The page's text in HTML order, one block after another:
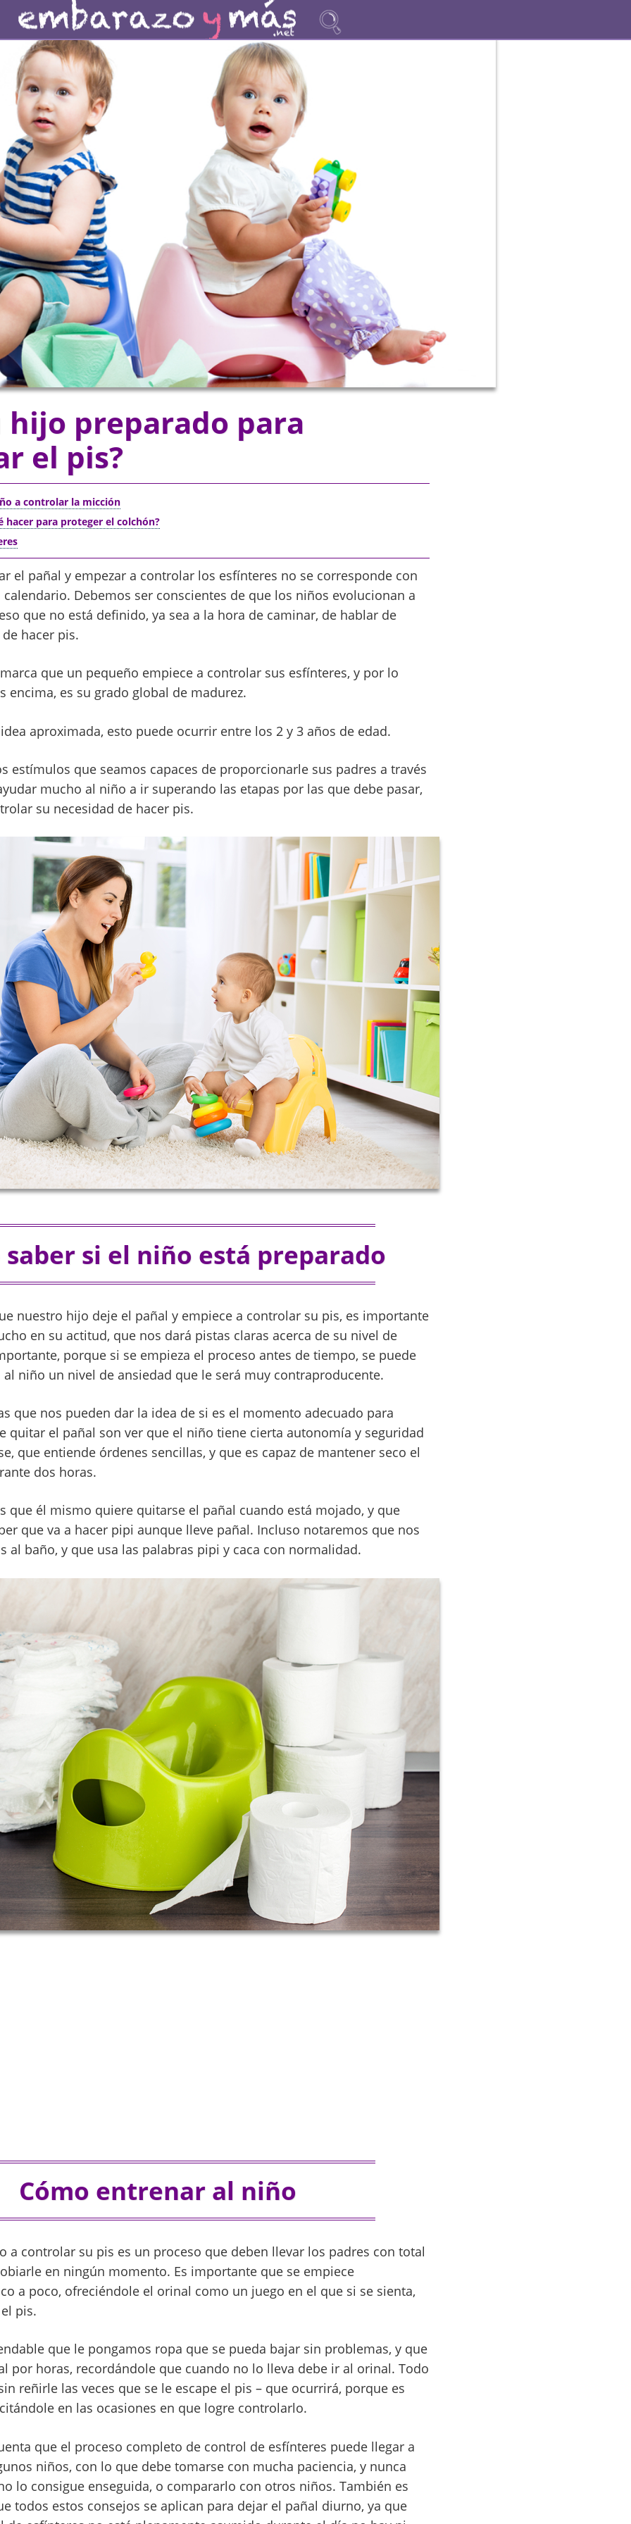
hijo preparado para
el pis?
a controlar la micción
hacer para proteger el colchón?
el pañal y empezar a controlar los esfínteres no se corresponde con
Debemos ser conscientes de que los niños evolucionan a
que no está definido, ya sea a la hora de caminar, de hablar de
hacer pis.
que un pequeño empiece a controlar sus esfínteres, y por lo
encima, es su grado global de madurez.
aproximada, esto puede ocurrir entre los 2 y 3 años de edad.
estímulos que seamos capaces de proporcionarle sus padres a través
mucho al niño a ir superando las etapas por las que debe pasar,
su necesidad de hacer pis.
saber si el niño está preparado
nuestro hijo deje el pañal y empiece a controlar su pis, es importante
en su actitud, que nos dará pistas claras acerca de su nivel de
porque si se empieza el proceso antes de tiempo, se puede
niño un nivel de ansiedad que le será muy contraproducente.
que nos pueden dar la idea de si es el momento adecuado para
quitar el pañal son ver que el niño tiene cierta autonomía y seguridad
que entiende órdenes sencillas, y que es capaz de mantener seco el
dos horas.
que él mismo quiere quitarse el pañal cuando está mojado, y que
que va a hacer pipi aunque lleve pañal. Incluso notaremos que nos
al baño, y que usa las palabras pipi y caca con normalidad.
Cómo entrenar al niño
a controlar su pis es un proceso que deben llevar los padres con total
en ningún momento. Es importante que se empiece
a poco, ofreciéndole el orinal como un juego en el que si se sienta,
pis.
que le pongamos ropa que se pueda bajar sin problemas, y que
por horas, recordándole que cuando no lo lleva debe ir al orinal. Todo
reñirle las veces que se le escape el pis – que ocurrirá, porque es
en las ocasiones en que logre controlarlo.
que el proceso completo de control de esfínteres puede llegar a
niños, con lo que debe tomarse con mucha paciencia, y nunca
lo consigue enseguida, o compararlo con otros niños. También es
todos estos consejos se aplican para dejar el pañal diurno, ya que